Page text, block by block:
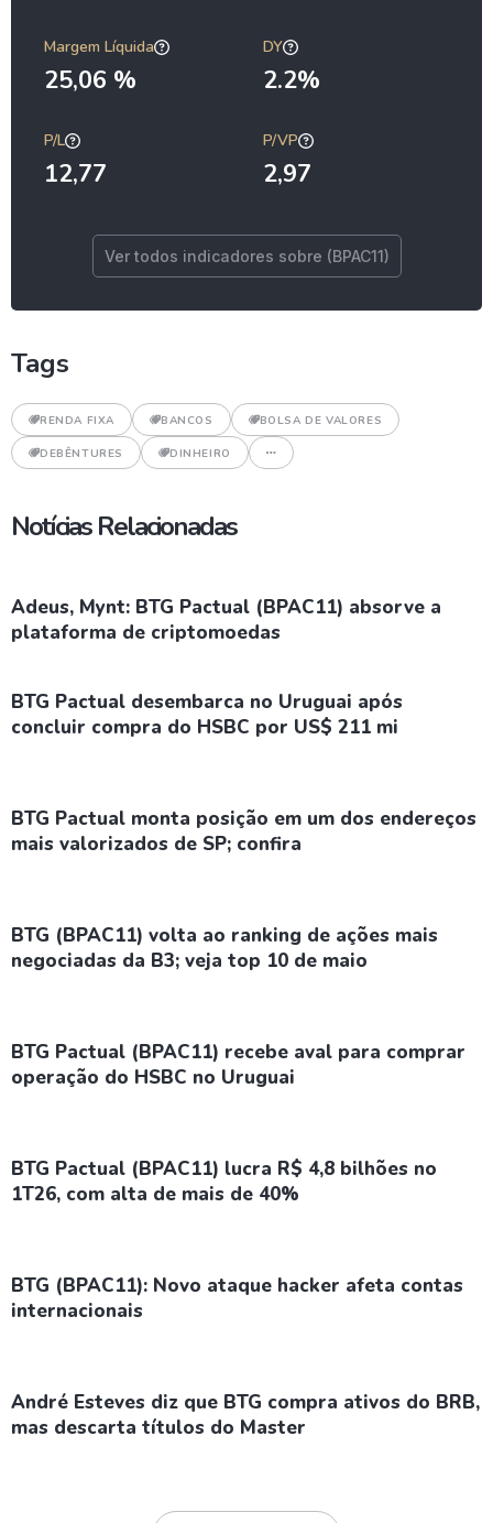
Margem Líquida
25,06 %
DY
2.2%
P/L
12,77
P/VP
2,97
Ver todos indicadores sobre (BPAC11)
Tags
RENDA FIXA BANCOS BOLSA DE VALORES
DEBÊNTURES DINHEIRO
Notícias Relacionadas
Adeus, Mynt: BTG Pactual (BPAC11) absorve a
plataforma de criptomoedas
BTG Pactual desembarca no Uruguai após
concluir compra do HSBC por US$ 211 mi
BTG Pactual monta posição em um dos endereços
mais valorizados de SP; confira
BTG (BPAC11) volta ao ranking de ações mais
negociadas da B3; veja top 10 de maio
BTG Pactual (BPAC11) recebe aval para comprar
operação do HSBC no Uruguai
BTG Pactual (BPAC11) lucra R$ 4,8 bilhões no
1T26, com alta de mais de 40%
BTG (BPAC11): Novo ataque hacker afeta contas
internacionais
André Esteves diz que BTG compra ativos do BRB,
mas descarta títulos do Master